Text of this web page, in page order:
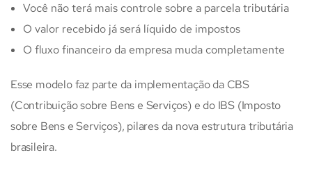
Você não terá mais controle sobre a parcela tributária
O valor recebido já será líquido de impostos
O fluxo financeiro da empresa muda completamente
Esse modelo faz parte da implementação da CBS
(Contribuição sobre Bens e Serviços) e do IBS (Imposto
sobre Bens e Serviços), pilares da nova estrutura tributária
brasileira.